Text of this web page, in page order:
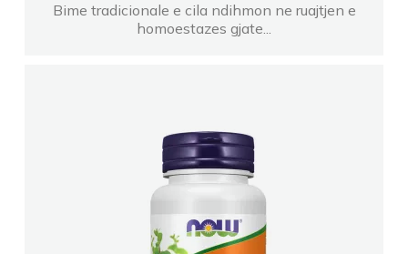
Bime tradicionale e cila ndihmon ne ruajtjen e
homoestazes gjate...